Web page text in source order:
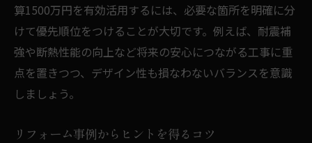
算1500万円を有効活用するには、必要な箇所を明確に分
けて優先順位をつけることが大切です。例えば、耐震補
強や断熱性能の向上など将来の安心につながる工事に重
点を置きつつ、デザイン性も損なわないバランスを意識
しましょう。
リフォーム事例からヒントを得るコツ